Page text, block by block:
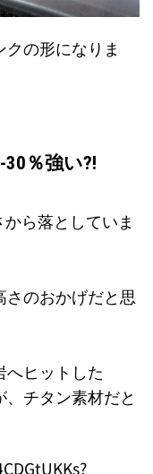
の形になりま
％強い?!
ら落としていま
さのおかげだと思
へヒットした
チタン素材だと